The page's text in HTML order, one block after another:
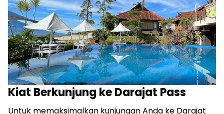
Kiat Berkunjung ke Darajat Pass
Untuk memaksimalkan kunjungan Anda ke Darajat